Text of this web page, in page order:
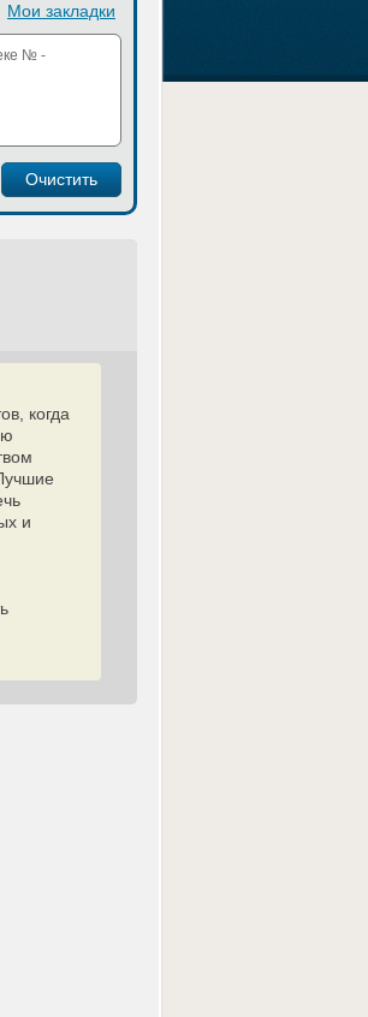
Мои закладки
когда
и